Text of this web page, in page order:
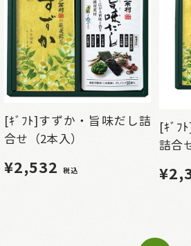
[ｷﾞﾌﾄ]すずか・旨味だし詰
合せ（2本入）
¥2,532 税込
[ｷﾞﾌ
詰合